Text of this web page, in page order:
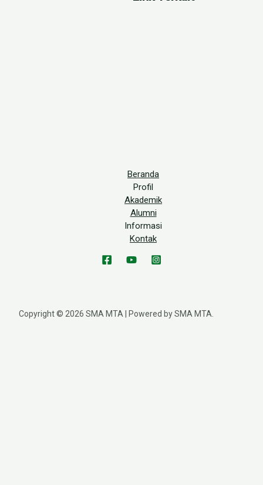
Beranda
Profil
Akademik
Alumni
Informasi
Kontak
Copyright © 2026 SMA MTA | Powered by SMA MTA.